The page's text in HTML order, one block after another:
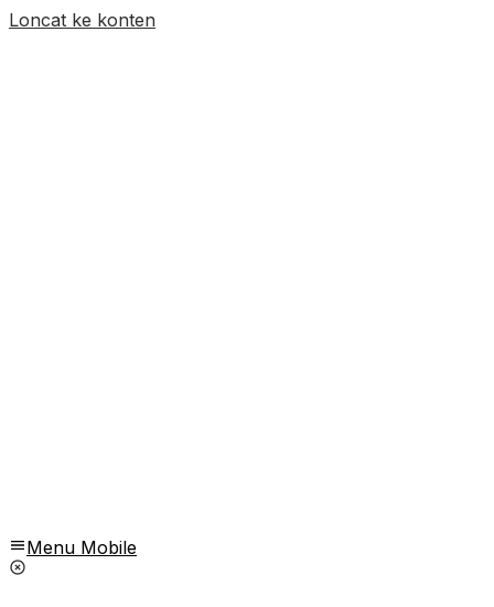
Loncat ke konten
Menu Mobile